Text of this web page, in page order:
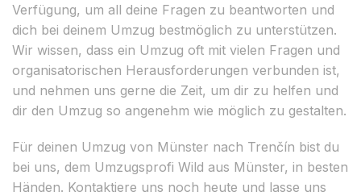
Verfügung, um all deine Fragen zu beantworten und
dich bei deinem Umzug bestmöglich zu unterstützen.
Wir wissen, dass ein Umzug oft mit vielen Fragen und
organisatorischen Herausforderungen verbunden ist,
und nehmen uns gerne die Zeit, um dir zu helfen und
dir den Umzug so angenehm wie möglich zu gestalten.
Für deinen Umzug von Münster nach Trenčín bist du
bei uns, dem Umzugsprofi Wild aus Münster, in besten
Händen. Kontaktiere uns noch heute und lasse uns